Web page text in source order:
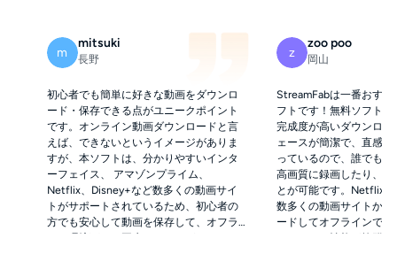
m
mitsuki
長野
初心者でも簡単に好きな動画をダウンロ
ード・保存できる点がユニークポイント
です。オンライン動画ダウンロードと言
えば、できないというイメージがありま
すが、本ソフトは、分かりやすいインタ
ーフェイス、 アマゾンプライム、
Netflix、Disney+など数多くの動画サイ
トがサポートされているため、初心者の
方でも安心して動画を保存して、オフラ
イン環境下でも再生することができま
z
zoo poo
岡山
StreamFabは一番おすす
フトです！無料ソフト
完成度が高いダウンロー
ェースが簡潔で、直感
っているので、誰でも
高画質に録画したり、動
とが可能です。Netflix
数多くの動画サイトから
ードしてオフラインで
ウンロード性能が抜群